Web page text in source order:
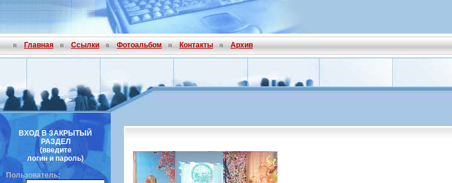
Главная Ссылки Фотоальбом Контакты Архив
ВХОД В ЗАКРЫТЫЙ
РАЗДЕЛ
(введите
логин и пароль)
Пользователь: